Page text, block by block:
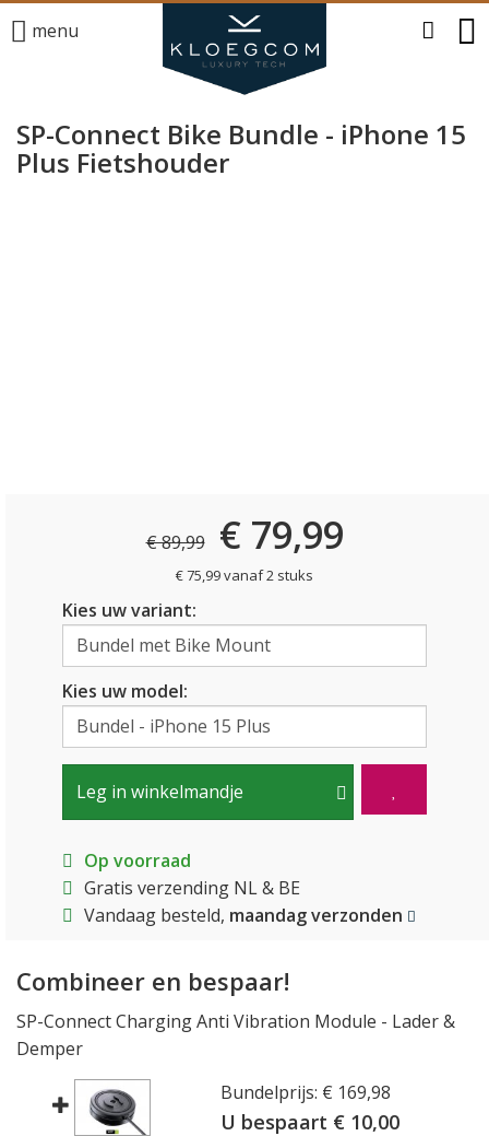
menu
SP-Connect Bike Bundle - iPhone 15
Plus Fietshouder
€ 89,99 € 79,99
€ 75,99 vanaf 2 stuks
Kies uw variant:
Kies uw model:
Leg in winkelmandje
Op voorraad
Gratis verzending NL & BE
Vandaag besteld, maandag verzonden
Combineer en bespaar!
SP-Connect Charging Anti Vibration Module - Lader &
Demper
Bundelprijs: € 169,98
U bespaart € 10,00